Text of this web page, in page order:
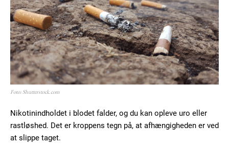
Foto: Shutterstock.com
Nikotinindholdet i blodet falder, og du kan opleve uro eller
rastløshed. Det er kroppens tegn på, at afhængigheden er ved
at slippe taget.